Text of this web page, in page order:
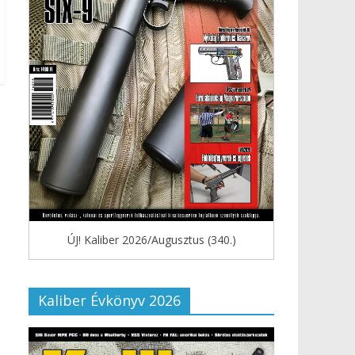
ÚJ! Kaliber 2026/Augusztus (340.)
Kaliber Évkönyv 2026